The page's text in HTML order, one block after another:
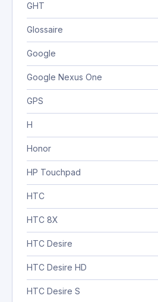
GHT
Glossaire
Google
Google Nexus One
GPS
H
Honor
HP Touchpad
HTC
HTC 8X
HTC Desire
HTC Desire HD
HTC Desire S